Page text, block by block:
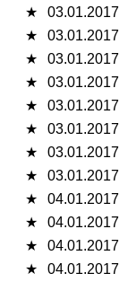
★
03.01.2017
★
03.01.2017
★
03.01.2017
★
03.01.2017
★
03.01.2017
★
03.01.2017
★
03.01.2017
★
03.01.2017
★
04.01.2017
★
04.01.2017
★
04.01.2017
★
04.01.2017